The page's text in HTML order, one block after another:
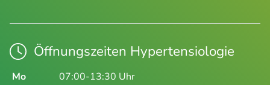
Öffnungszeiten Hypertensiologie
Mo 07:00-13:30 Uhr